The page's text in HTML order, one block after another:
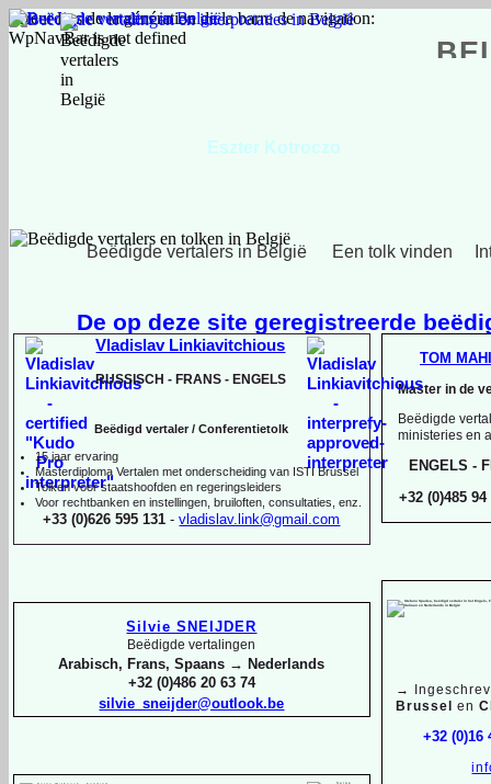
Erreur lors de la génération de la barre de navigation:
WpNavBar is not defined
Beëdigde vertalers in België Een tolk vinden
Eszter Kotroczo
De op deze site geregistreerde
TOM
Master in de
Beëdigde
ministeries en
ENGELS -
+32 (0)485 94
→
Brussel
en
+32 (0)16
Vladislav Linkiavitchious
RUSSISCH - FRANS - ENGELS
Beëdigd vertaler / Conferentietolk
15 jaar ervaring
Masterdiploma Vertalen met onderscheiding van ISTI Brussel
Tolken voor staatshoofden en regeringsleiders
Voor rechtbanken en instellingen, bruiloften, consultaties, enz.
+33 (0)626 595 131 - vladislav.link@gmail.com
Silvie SNEIJDER
Beëdigde vertalingen
Arabisch, Frans, Spaans → Nederlands
+32 (0)486 20 63 74
silvie_sneijder@outlook.be